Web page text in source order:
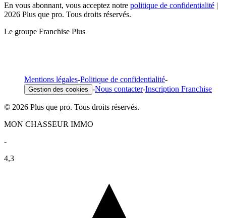
En vous abonnant, vous acceptez notre politique de confidentialité |
2026 Plus que pro. Tous droits réservés.
Le groupe Franchise Plus
Mentions légales-Politique de confidentialité-
Gestion des cookies -Nous contacter-Inscription Franchise
© 2026 Plus que pro. Tous droits réservés.
MON CHASSEUR IMMO
-
4,3